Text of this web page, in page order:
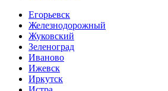
Егорьевск
Железнодорожный
Жуковский
Зеленоград
Иваново
Ижевск
Иркутск